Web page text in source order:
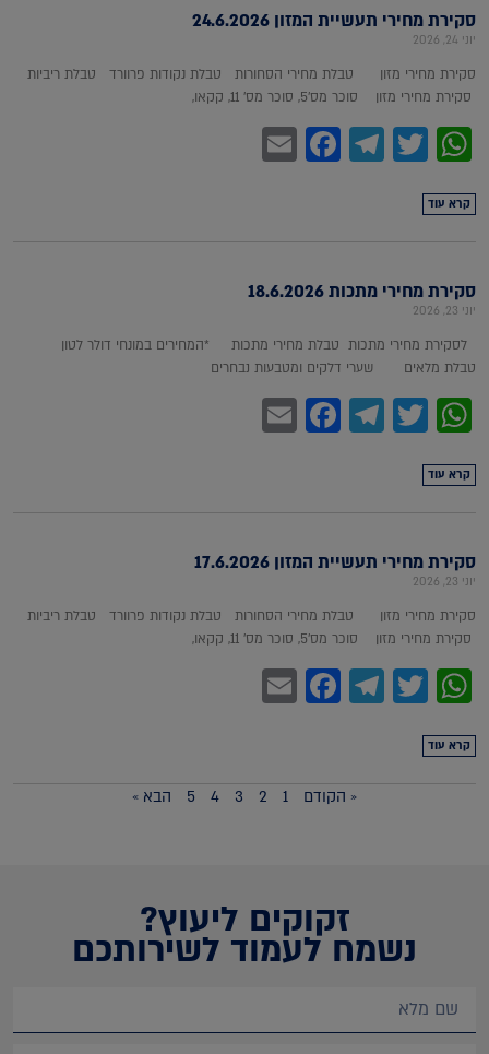
סקירת מחירי תעשיית המזון 24.6.2026
יוני 24, 2026
סקירת מחירי מזון טבלת מחירי הסחורות טבלת נקודות פרוורד טבלת ריביות
סקירת מחירי מזון סוכר מס'5, סוכר מס' 11, קקאו,
WhatsApp
Twitter
Telegram
Facebook
קרא עוד
סקירת מחירי מתכות 18.6.2026
יוני 23, 2026
לסקירת מחירי מתכות טבלת מחירי מתכות *המחירים במונחי דולר לטון
טבלת מלאים שערי דלקים ומטבעות נבחרים
WhatsApp
Twitter
Telegram
Facebook
קרא עוד
סקירת מחירי תעשיית המזון 17.6.2026
יוני 23, 2026
סקירת מחירי מזון טבלת מחירי הסחורות טבלת נקודות פרוורד טבלת ריביות
סקירת מחירי מזון סוכר מס'5, סוכר מס' 11, קקאו,
WhatsApp
Twitter
Telegram
Facebook
קרא עוד
« הקודם 1
2
3
4
5 הבא »
זקוקים ליעוץ?
נשמח לעמוד לשירותכם